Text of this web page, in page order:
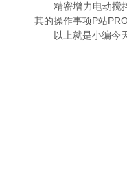
精密增力电动搅拌
其的操作事项P站
以上就是小编今天